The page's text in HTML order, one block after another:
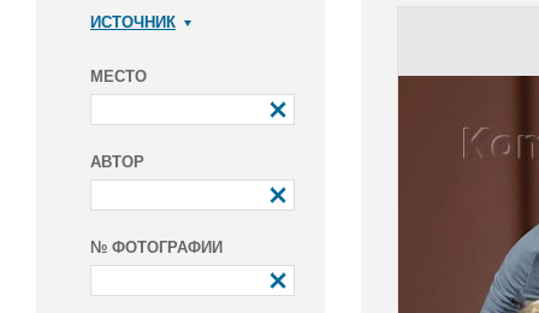
ИСТОЧНИК
МЕСТО
АВТОР
№ ФОТОГРАФИИ